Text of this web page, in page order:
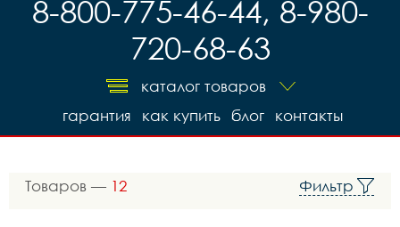
8-800-775-46-44, 8-980-
720-68-63
каталог товаров
контакты
блог
как купить
гарантия
Товаров — 12 Фильтр